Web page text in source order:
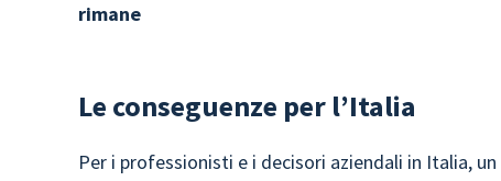
rimane
Le conseguenze per l’Italia
Per i professionisti e i decisori aziendali in Italia, un